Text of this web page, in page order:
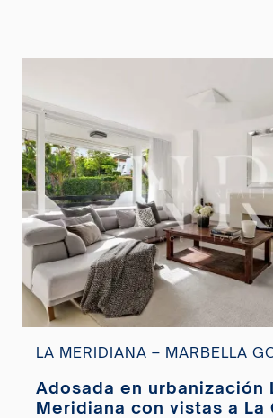
LA MERIDIANA – MARBELLA
Adosada en urbanización
Meridiana con vistas a La